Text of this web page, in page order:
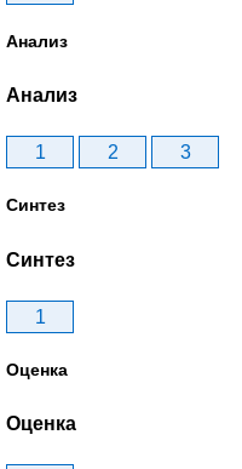
Анализ
Анализ
1 2 3
Синтез
Синтез
1
Оценка
Оценка